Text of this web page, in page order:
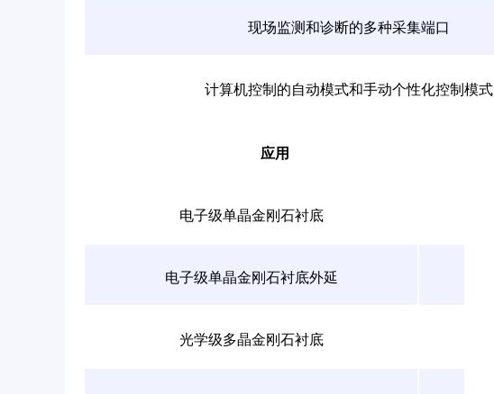
现场监测和诊断的多种采集端口
计算机控制的自动模式和手动个性化控制模式
应用
电子级单晶金刚石衬底
电子级单晶金刚石衬底外延
光学级多晶金刚石衬底